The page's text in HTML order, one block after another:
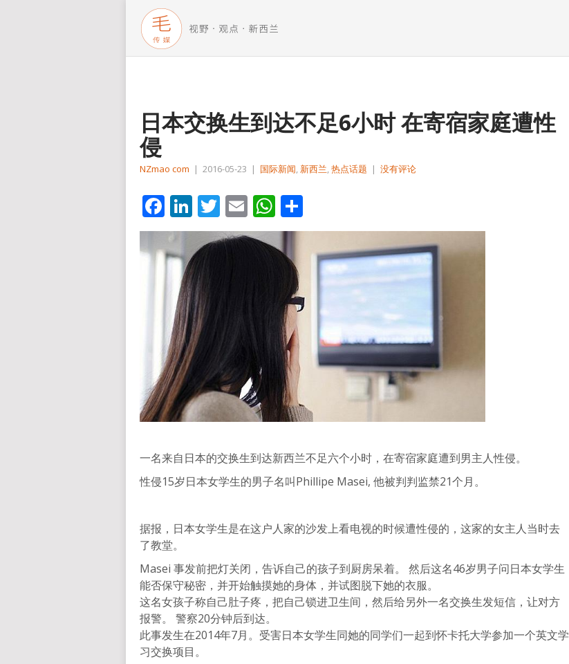
日本交换生到达不足6小时 在寄宿家庭遭性
侵
NZmao com | 2016-05-23 | 国际新闻, 新西兰,热点话题 | 没有评论
Facebook
LinkedIn
Twitter
EmailWhatsApp
享
一名来自日本的交换生到达新西兰不足六个小时，在寄宿家庭遭到男主人性侵。
性侵15岁日本女学生的男子名叫Phillipe Masei, 他被判判监禁21个月。
据报，日本女学生是在这户人家的沙发上看电视的时候遭性侵的，这家的女主人当时去
了教堂。
Masei 事发前把灯关闭，告诉自己的孩子到厨房呆着。 然后这名46岁男子问日本女学生
能否保守秘密，并开始触摸她的身体，并试图脱下她的衣服。
这名女孩子称自己肚子疼，把自己锁进卫生间，然后给另外一名交换生发短信，让对方
报警。 警察20分钟后到达。
此事发生在2014年7月。受害日本女学生同她的同学们一起到怀卡托大学参加一个英文学
习交换项目。